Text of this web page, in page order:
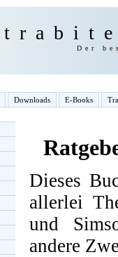
Der
Downloads E-Books
Dieses
allerlei
und
andere